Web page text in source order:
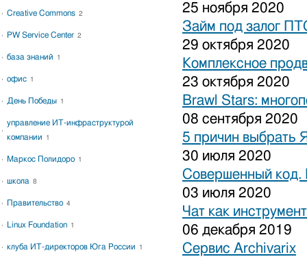
25 ноября 2020
Займ под залог
29 октября 2020
Комплексное
23 октября 2020
Brawl Stars:
08 сентября 2020
5 причин выбрать
30 июля 2020
Совершенный код.
03 июля 2020
Чат как
06 декабря 2019
Сервис Archivarix
Creative Commons 2
PW Service Center 2
база знаний 1
офис 1
День Победы 1
управление ИТ-инфраструктурой
компании
1
Маркос Полидоро 1
школа 8
Правительство 4
Linux Foundation 1
клуба ИТ-директоров Юга России 1